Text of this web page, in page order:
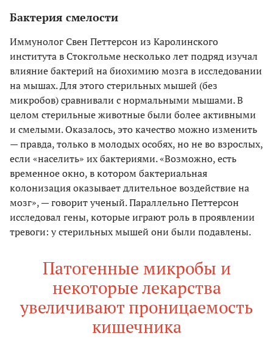
Бактерия смелости
Иммунолог Свен Петтерсон из Каролинского
института в Стокгольме несколько лет подряд изучал
влияние бактерий на биохимию мозга в исследовании
на мышах. Для этого стерильных мышей (без
микробов) сравнивали с нормальными мышами. В
целом стерильные животные были более активными
и смелыми. Оказалось, это качество можно изменить
— правда, только в молодых особях, но не во взрослых,
если «населить» их бактериями. «Возможно, есть
временное окно, в котором бактериальная
колонизация оказывает длительное воздействие на
мозг», — говорит ученый. Параллельно Петтерсон
исследовал гены, которые играют роль в проявлении
тревоги: у стерильных мышей они были подавлены.
Патогенные микробы и
некоторые лекарства
увеличивают проницаемость
кишечника